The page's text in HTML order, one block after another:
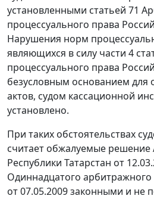
установленными статьей 71
процессуального права
Нарушения норм
являющихся в силу части 4
процессуального права
безусловным основанием для
актов, судом кассационной
установлено.
При таких обстоятельствах
считает обжалуемые решение
Республики Татарстан от
Одиннадцатого арбитражного
от 07.05.2009 законными и